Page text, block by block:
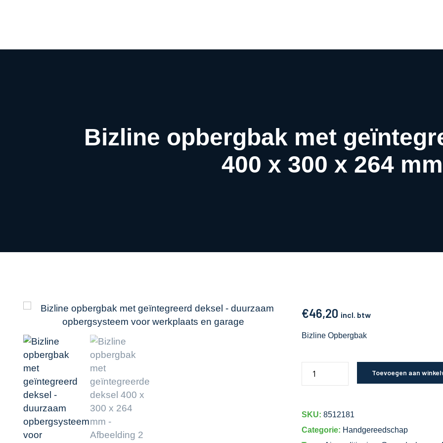
Airco informatiewijzer
Bizline opbergbak met
400 x 300 x 264 mm
€46,20 incl. btw
Bizline Opbergbak
Toevoegen aan
SKU: 8512181
Categorie: Handgereedschap